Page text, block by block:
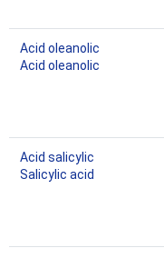
Acid oleanolic
Acid oleanolic
Acid salicylic
Salicylic acid